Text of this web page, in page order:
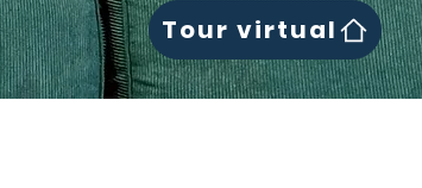
Tour virtual